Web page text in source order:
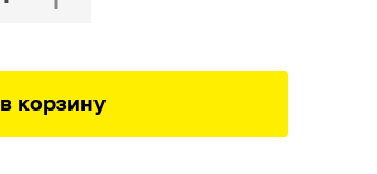
корзину